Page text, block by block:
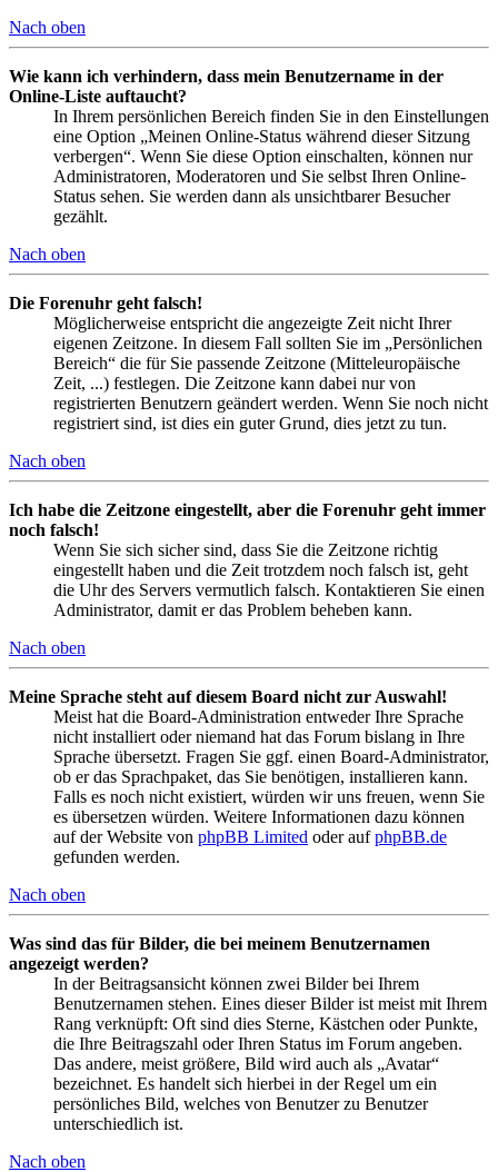
Nach oben
Wie kann ich verhindern, dass mein Benutzername in der
Online-Liste auftaucht?
In Ihrem persönlichen Bereich finden Sie in den Einstellungen
eine Option „Meinen Online-Status während dieser Sitzung
verbergen“. Wenn Sie diese Option einschalten, können nur
Administratoren, Moderatoren und Sie selbst Ihren Online-
Status sehen. Sie werden dann als unsichtbarer Besucher
gezählt.
Nach oben
Die Forenuhr geht falsch!
Möglicherweise entspricht die angezeigte Zeit nicht Ihrer
eigenen Zeitzone. In diesem Fall sollten Sie im „Persönlichen
Bereich“ die für Sie passende Zeitzone (Mitteleuropäische
Zeit, ...) festlegen. Die Zeitzone kann dabei nur von
registrierten Benutzern geändert werden. Wenn Sie noch nicht
registriert sind, ist dies ein guter Grund, dies jetzt zu tun.
Nach oben
Ich habe die Zeitzone eingestellt, aber die Forenuhr geht immer
noch falsch!
Wenn Sie sich sicher sind, dass Sie die Zeitzone richtig
eingestellt haben und die Zeit trotzdem noch falsch ist, geht
die Uhr des Servers vermutlich falsch. Kontaktieren Sie einen
Administrator, damit er das Problem beheben kann.
Nach oben
Meine Sprache steht auf diesem Board nicht zur Auswahl!
Meist hat die Board-Administration entweder Ihre Sprache
nicht installiert oder niemand hat das Forum bislang in Ihre
Sprache übersetzt. Fragen Sie ggf. einen Board-Administrator,
ob er das Sprachpaket, das Sie benötigen, installieren kann.
Falls es noch nicht existiert, würden wir uns freuen, wenn Sie
es übersetzen würden. Weitere Informationen dazu können
auf der Website von phpBB Limited oder aufphpBB.de
gefunden werden.
Nach oben
Was sind das für Bilder, die bei meinem Benutzernamen
angezeigt werden?
In der Beitragsansicht können zwei Bilder bei Ihrem
Benutzernamen stehen. Eines dieser Bilder ist meist mit Ihrem
Rang verknüpft: Oft sind dies Sterne, Kästchen oder Punkte,
die Ihre Beitragszahl oder Ihren Status im Forum angeben.
Das andere, meist größere, Bild wird auch als „Avatar“
bezeichnet. Es handelt sich hierbei in der Regel um ein
persönliches Bild, welches von Benutzer zu Benutzer
unterschiedlich ist.
Nach oben